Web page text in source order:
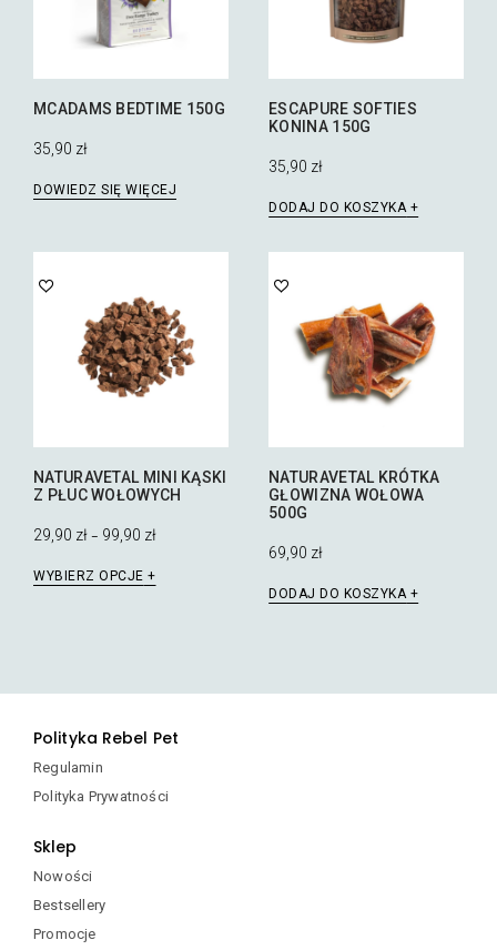
MCADAMS BEDTIME 150G
35,90 zł
DOWIEDZ SIĘ WIĘCEJ
ESCAPURE SOFTIES
KONINA 150G
35,90 zł
DODAJ DO KOSZYKA
NATURAVETAL MINI KĄSKI
Z PŁUC WOŁOWYCH
29,90 zł – 99,90 zł
WYBIERZ OPCJE
produkt
na
produktu
NATURAVETAL KRÓTKA
GŁOWIZNA WOŁOWA
500G
69,90 zł
DODAJ DO KOSZYKA
Polityka Rebel Pet
Regulamin
Polityka Prywatności
Sklep
Nowości
Bestsellery
Promocje